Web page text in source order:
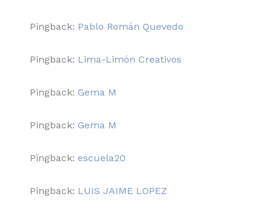
Pingback: Pablo Román Quevedo
Pingback: Lima-Limón Creativos
Pingback: Gema M
Pingback: Gema M
Pingback: escuela20
Pingback: LUIS JAIME LOPEZ